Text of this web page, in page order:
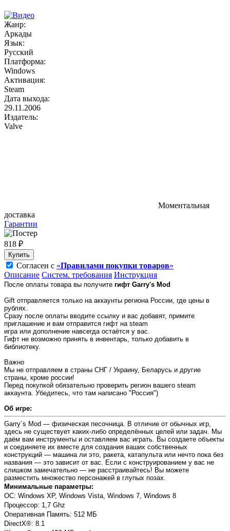
Жанр:
Аркады
Язык:
Русский
Платформа:
Windows
Активация:
Steam
Дата выхода:
29.11.2006
Издатель:
Valve
Моментальная
доставка
Гарантии
818 ₽
Купить
Согласен с «Правилами покупки товаров»
Описание Систем. требования Инструкция
После оплаты товара вы получите гифт Garry's Mod
Gift отправляется только на аккаунты региона России, где цены в
рублях.
Сразу после оплаты вводите ссылку и вас добавят, примите
приглашение и вам отправится гифт на steam
игра или дополнение навсегда остаётся у вас.
Гифт не возможно принять в инвентарь, только добавить в
библиотеку.
Важно
Мы не отправляем в страны СНГ / Украину, Беларусь и другие
страны, кроме россии!
Перед покупкой обязательно проверить регион вашего steam
аккаунта. Убедитесь, что там написано "Россия")
Об игре:
Garry´s Mod — физическая песочница. В отличие от обычных игр,
здесь не существует каких-либо определённых целей или задач. Мы
даём вам инструменты и оставляем вас играть. Вы создаете объекты
и соединяете их вместе для создания ваших собственных
конструкций — машина ли это, ракета, катапульта или нечто пока без
названия — это зависит от вас. Если с конструированием у вас не
слишком замечательно — не расстраивайтесь! Вы можете
разместить множество персонажей в глупых позах.
Минимальные параметры:
OC: Windows XP, Windows Vista, Windows 7, Windows 8
Процессор: 1,7 Ghz
Оперативная Память: 512 МБ
DirectX®: 8.1